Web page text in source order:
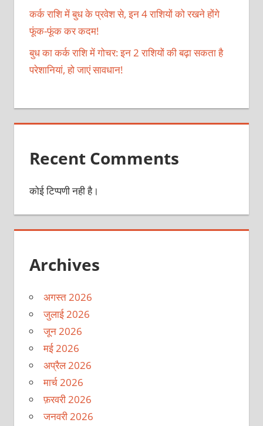
कर्क राशि में बुध के प्रवेश से, इन 4 राशियों को रखने होंगे
फूंक-फूंक कर कदम!
बुध का कर्क राशि में गोचर: इन 2 राशियों की बढ़ा सकता है
परेशानियां, हो जाएं सावधान!
Recent Comments
कोई टिप्पणी नही है।
Archives
अगस्त 2026
जुलाई 2026
जून 2026
मई 2026
अप्रैल 2026
मार्च 2026
फ़रवरी 2026
जनवरी 2026